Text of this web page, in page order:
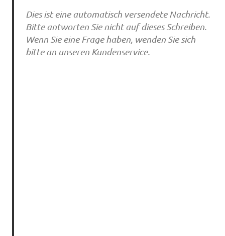
Dies ist eine automatisch versendete Nachricht.
Bitte antworten Sie nicht auf dieses Schreiben.
Wenn Sie eine Frage haben, wenden Sie sich
bitte an unseren Kundenservice.